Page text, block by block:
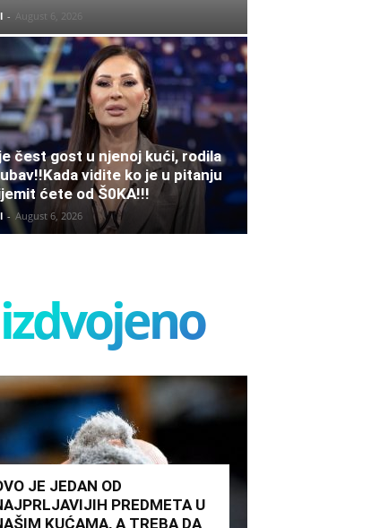
- August 6, 2026
čest gost u njenoj kući, rodila
vidite ko je u pitanju
ćete od Š0KA!!!
- August 6, 2026
izdvojeno
JE JEDAN OD
PREDMETA U
KUĆAMA, A TREBA DA